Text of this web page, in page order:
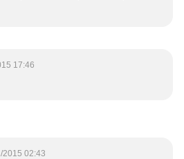
17:46
2015 02:43